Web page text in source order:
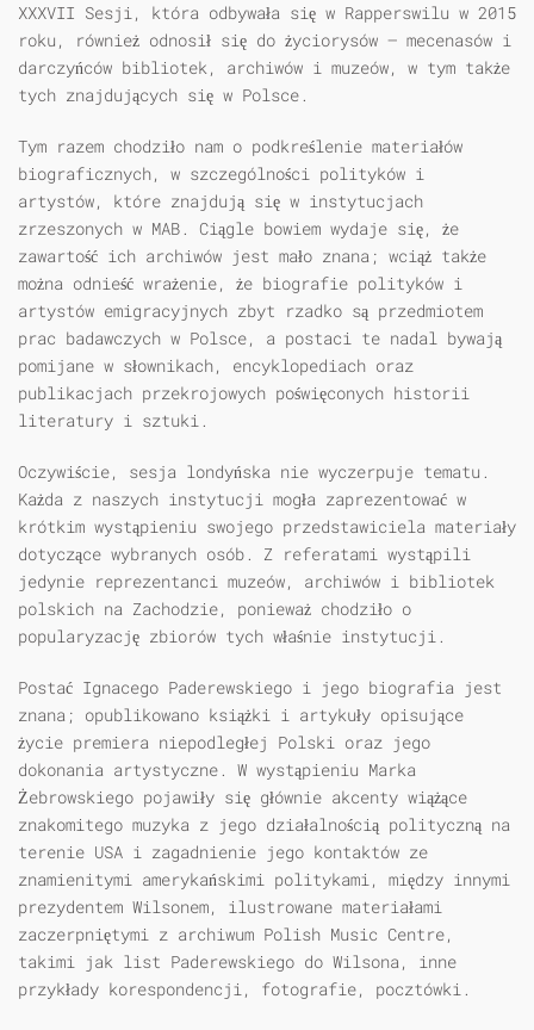
XXXVII Sesji, która odbywała się w Rapperswilu w 2015
roku, również odnosił się do życiorysów — mecenasów i
darczyńców bibliotek, archiwów i muzeów, w tym także
tych znajdujących się w Polsce.
Tym razem chodziło nam o podkreślenie materiałów
biograficznych, w szczególności polityków i
artystów, które znajdują się w instytucjach
zrzeszonych w MAB. Ciągle bowiem wydaje się, że
zawartość ich archiwów jest mało znana; wciąż także
można odnieść wrażenie, że biografie polityków i
artystów emigracyjnych zbyt rzadko są przedmiotem
prac badawczych w Polsce, a postaci te nadal bywają
pomijane w słownikach, encyklopediach oraz
publikacjach przekrojowych poświęconych historii
literatury i sztuki.
Oczywiście, sesja londyńska nie wyczerpuje tematu.
Każda z naszych instytucji mogła zaprezentować w
krótkim wystąpieniu swojego przedstawiciela materiały
dotyczące wybranych osób. Z referatami wystąpili
jedynie reprezentanci muzeów, archiwów i bibliotek
polskich na Zachodzie, ponieważ chodziło o
popularyzację zbiorów tych właśnie instytucji.
Postać Ignacego Paderewskiego i jego biografia jest
znana; opublikowano książki i artykuły opisujące
życie premiera niepodległej Polski oraz jego
dokonania artystyczne. W wystąpieniu Marka
Żebrowskiego pojawiły się głównie akcenty wiążące
znakomitego muzyka z jego działalnością polityczną na
terenie USA i zagadnienie jego kontaktów ze
znamienitymi amerykańskimi politykami, między innymi
prezydentem Wilsonem, ilustrowane materiałami
zaczerpniętymi z archiwum Polish Music Centre,
takimi jak list Paderewskiego do Wilsona, inne
przykłady korespondencji, fotografie, pocztówki.